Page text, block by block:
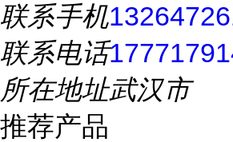
联系手机
联系电话
所在地址武汉市
推荐产品